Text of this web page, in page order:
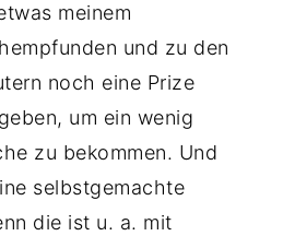
meinem
und zu den
noch eine Prize
um ein wenig
zu bekommen. Und
selbstgemachte
die ist u. a. mit